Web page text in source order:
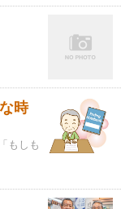
時
もしも